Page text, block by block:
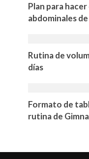
Plan para
abdominales
Rutina de
días
Formato de
rutina de